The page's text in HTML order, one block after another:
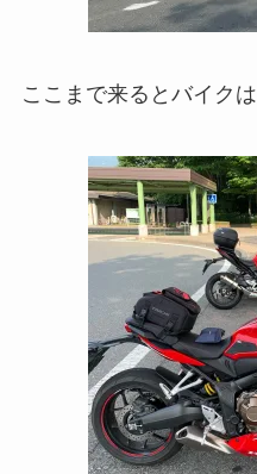
ここまで来るとバイク